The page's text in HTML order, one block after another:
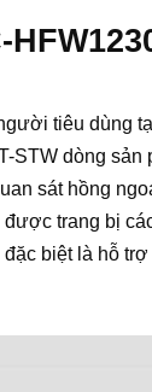
tiêu dùng
STW dòng sản
sát hồng
trang bị
biệt là hỗ